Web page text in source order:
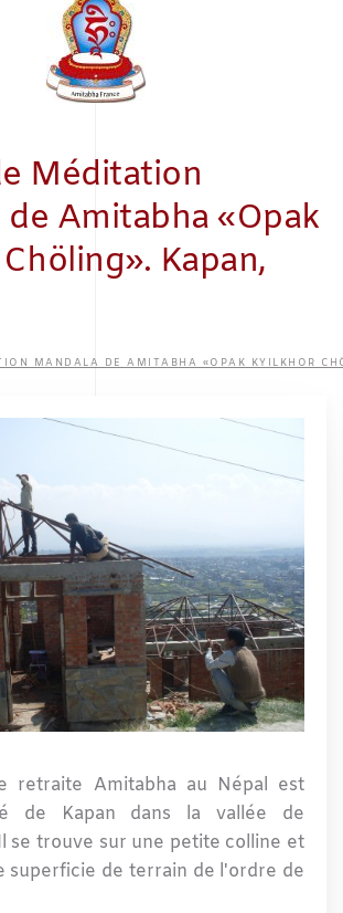
Méditation
de Amitabha «Opak
Kapan,
MANDALA DE AMITABHA «OPAK KYILKHOR
retraite Amitabha au Népal est
de Kapan dans la vallée de
se trouve sur une petite colline et
superficie de terrain de l'ordre de